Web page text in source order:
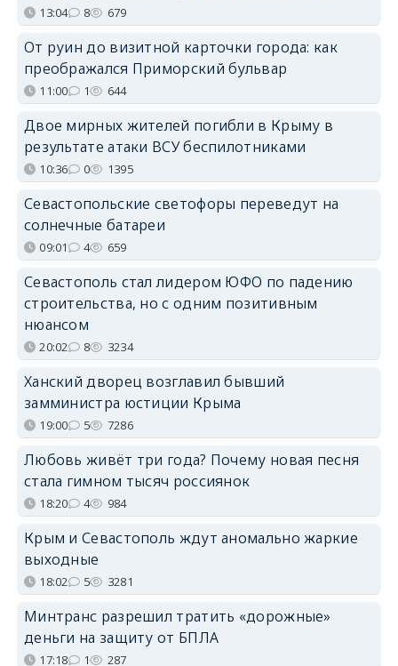
13:04 8 679
От руин до визитной карточки города: как
преображался Приморский бульвар
11:00 1 644
Двое мирных жителей погибли в Крыму в
результате атаки ВСУ беспилотниками
10:36 0 1395
Севастопольские светофоры переведут на
солнечные батареи
09:01 4 659
Севастополь стал лидером ЮФО по падению
строительства, но с одним позитивным
нюансом
20:02 8 3234
Ханский дворец возглавил бывший
замминистра юстиции Крыма
19:00 5 7286
Любовь живёт три года? Почему новая песня
стала гимном тысяч россиянок
18:20 4 984
Крым и Севастополь ждут аномально жаркие
выходные
18:02 5 3281
Минтранс разрешил тратить «дорожные»
деньги на защиту от БПЛА
17:18 1 287